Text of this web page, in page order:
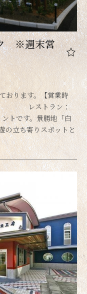
※週末営
おります。【営業時
レストラン：
トです。景勝地「白
の立ち寄りスポットと